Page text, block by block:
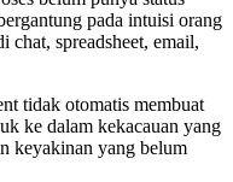
pada intuisi orang
chat, spreadsheet, email,
tidak otomatis membuat
ke dalam kekacauan yang
keyakinan yang belum